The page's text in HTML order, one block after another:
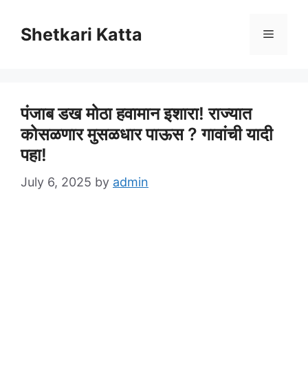
content
Shetkari Katta Menu
पंजाब डख मोठा हवामान इशारा! राज्यात
कोसळणार मुसळधार पाऊस ? गावांची यादी
पहा!
July 6, 2025 by admin